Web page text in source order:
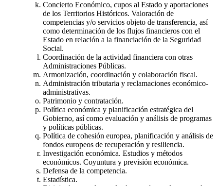
Concierto Económico, cupos al Estado y aportaciones
de los Territorios Históricos. Valoración de
competencias y/o servicios objeto de transferencia, así
como determinación de los flujos financieros con el
Estado en relación a la financiación de la Seguridad
Social.
Coordinación de la actividad financiera con otras
Administraciones Públicas.
Armonización, coordinación y colaboración fiscal.
Administración tributaria y reclamaciones económico-
administrativas.
Patrimonio y contratación.
Política económica y planificación estratégica del
Gobierno, así como evaluación y análisis de programas
y políticas públicas.
Política de cohesión europea, planificación y análisis de
fondos europeos de recuperación y resiliencia.
Investigación económica. Estudios y métodos
económicos. Coyuntura y previsión económica.
Defensa de la competencia.
Estadística.